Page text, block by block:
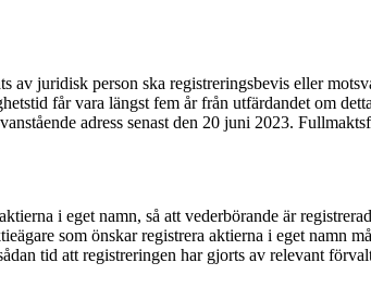
juridisk person ska registreringsbevis eller
får vara längst fem år från utfärdandet om
adress senast den 20 juni 2023.
i eget namn, så att vederbörande är
som önskar registrera aktierna i eget namn
tid att registreringen har gjorts av relevant